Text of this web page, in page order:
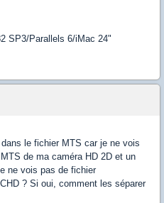
SP3/Parallels 6/iMac 24"
le fichier MTS car je ne vois
de ma caméra HD 2D et un
ne vois pas de fichier
? Si oui, comment les séparer